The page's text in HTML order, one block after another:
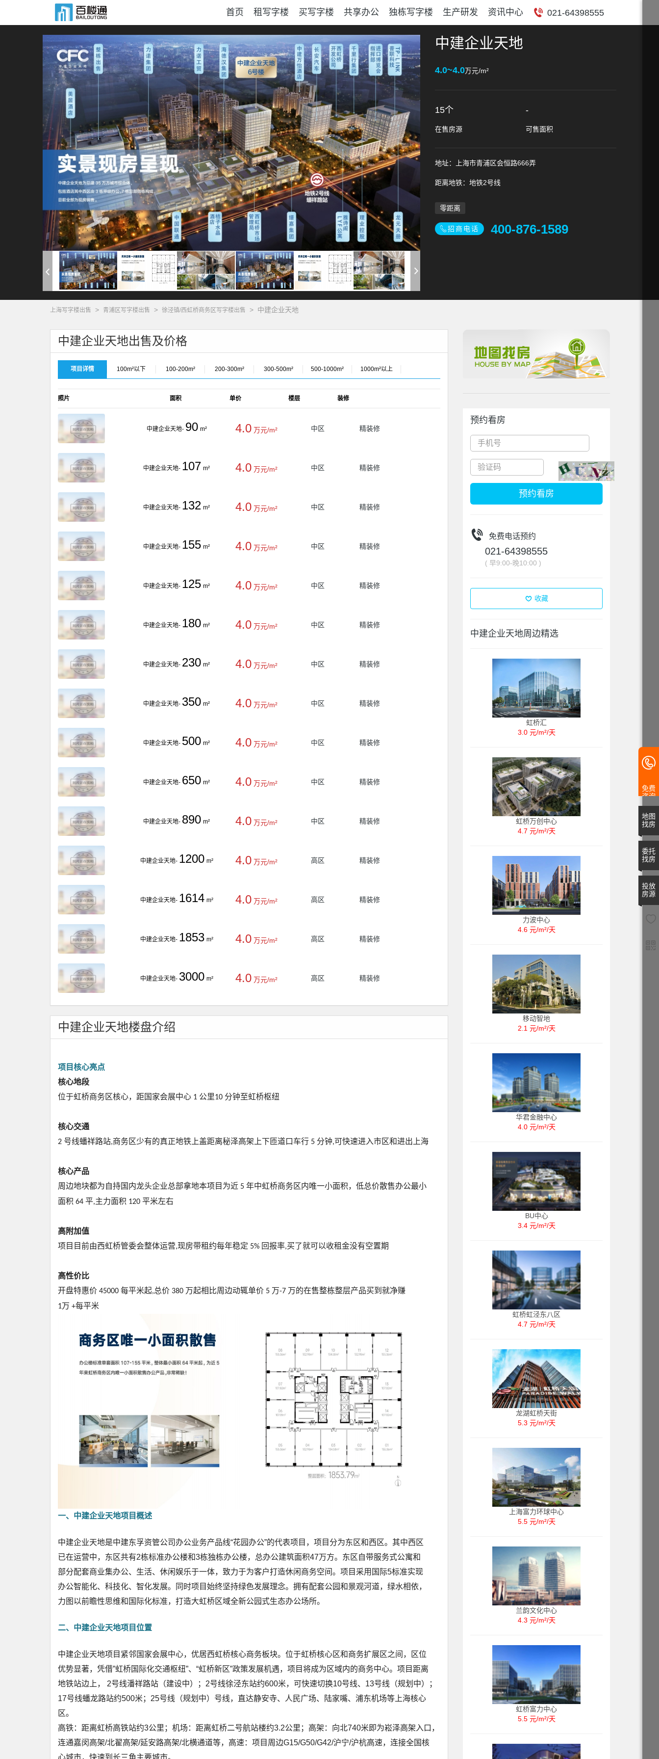
首页 租写字楼 买写字楼 共享办公 独栋写字楼 生产研发 资讯中心 021-64398555
中建企业天地
4.0~4.0万元/m²
15个 -
在售房源 可售面积
地址：上海市青浦区会恒路666弄
距离地铁：地铁2号线
零距离
招商电话 400-876-1589
上海写字楼出售 > 青浦区写字楼出售 > 徐泾镇/西虹桥商务区写字楼出售 > 中建企业天地
中建企业天地出售及价格
项目详情 100m²以下 100-200m² 200-300m² 300-500m² 500-1000m² 1000m²以上
照片 面积 单价 楼层 装修
中建企业天地- 90 m² 4.0 万元/m² 中区 精装修
中建企业天地- 107 m² 4.0 万元/m² 中区 精装修
中建企业天地- 132 m² 4.0 万元/m² 中区 精装修
中建企业天地- 155 m² 4.0 万元/m² 中区 精装修
中建企业天地- 125 m² 4.0 万元/m² 中区 精装修
中建企业天地- 180 m² 4.0 万元/m² 中区 精装修
中建企业天地- 230 m² 4.0 万元/m² 中区 精装修
中建企业天地- 350 m² 4.0 万元/m² 中区 精装修
中建企业天地- 500 m² 4.0 万元/m² 中区 精装修
中建企业天地- 650 m² 4.0 万元/m² 中区 精装修
中建企业天地- 890 m² 4.0 万元/m² 中区 精装修
中建企业天地- 1200 m² 4.0 万元/m² 高区 精装修
中建企业天地- 1614 m² 4.0 万元/m² 高区 精装修
中建企业天地- 1853 m² 4.0 万元/m² 高区 精装修
中建企业天地- 3000 m² 4.0 万元/m² 高区 精装修
中建企业天地楼盘介绍
项目核心亮点
核心地段
位于虹桥商务区核心，距国家会展中心 1 公里10 分钟至虹桥枢纽
核心交通
2 号线蟠祥路站,商务区少有的真正地铁上盖距离秘泽高架上下匝道口车行 5 分钟,可快速进入市区和进出上海
核心产品
周边地块都为自持国内龙头企业总部拿地本项目为近 5 年中虹桥商务区内唯一小面积，低总价散售办公最小
面积 64 平,主力面积 120 平米左右
高附加值
项目目前由西虹桥管委会整体运营,现房带租约每年稳定 5% 回报率,买了就可以收租金没有空置期
高性价比
开盘特惠价 45000 每平米起,总价 380 万起相比周边动辄单价 5 万-7 万的在售整栋整层产品买到就净赚
1万 +每平米
一、中建企业天地项目概述
中建企业天地是中建东孚资管公司办公业务产品线“花园办公”的代表项目，项目分为东区和西区。其中西区
已在运营中，东区共有2栋标准办公楼和3栋独栋办公楼，总办公建筑面积47万方。东区自带服务式公寓和
部分配套商业集办公、生活、休闲娱乐于一体，致力于为客户打造休闲商务空间。项目采用国际5标准实现
办公智能化、科技化、智化发展。同时项目始终坚持绿色发展理念。拥有配套公园和景观河道，绿水相依，
力图以前瞻性思维和国际化标准，打造大虹桥区域全新公园式生态办公场所。
二、 中建企业天地项目位置
中建企业天地项目紧邻国家会展中心，优居西虹桥核心商务板块。位于虹桥核心区和商务扩展区之间，区位
优势显著，凭借”虹桥国际化交通枢纽”、“虹桥新区”政策发展机遇，项目将成为区域内的商务中心。项目距离
地铁站边上， 2号线潘祥路站（建设中）；2号线徐泾东站约600米，可快速切换10号线、13号线（规划中）；
17号线蟠龙路站约500米；25号线（规划中）号线，直达静安寺、人民广场、陆家嘴、浦东机场等上海核心
区。
高铁：距离虹桥高铁站约3公里；机场：距离虹桥二号航站楼约3.2公里；高架：向北740米即为崧泽高架入口，
连通嘉闵高架/北翟高架/延安路高架/北横通道等，高速：项目周边G15/G50/G42/沪宁/沪杭高速，连接全国核
心城市，快速到长三角主要城市。
预约看房
预约看房
免费电话预约
021-64398555
( 早9:00-晚10:00 )
收藏
中建企业天地周边精选
虹桥汇
3.0 元/m²/天
虹桥万创中心
4.7 元/m²/天
力波中心
4.6 元/m²/天
移动智地
2.1 元/m²/天
华君金融中心
4.0 元/m²/天
BU中心
3.4 元/m²/天
虹桥虹泾东八区
4.7 元/m²/天
龙湖虹桥天街
5.3 元/m²/天
上海富力环球中心
5.5 元/m²/天
兰韵文化中心
4.3 元/m²/天
虹桥富力中心
5.5 元/m²/天
免费
咨询
地图
找房
委托
找房
投放
房源